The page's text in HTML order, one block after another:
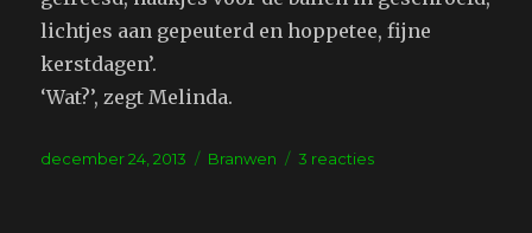
lichtjes aan gepeuterd en hoppetee, fijne
kerstdagen’.
‘Wat?’, zegt Melinda.
Geplaatst
december 24, 2013 Tags
Branwen 3 reactiesop